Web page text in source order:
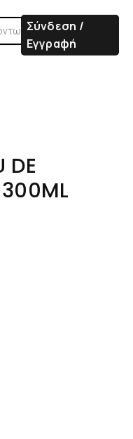
Σύνδεση /
Εγγραφή
DE
300ML